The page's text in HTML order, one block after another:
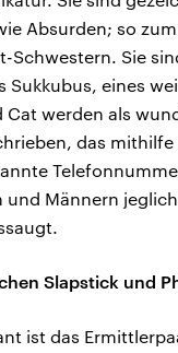
Absurden; so
Schwestern. Sie
Sukkubus, eines
Cat werden als
das mithilfe
und Männern
Slapstick und
ist das